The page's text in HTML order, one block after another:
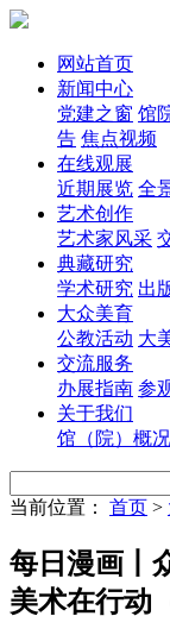
网站首页
新闻中心
党建之窗 馆
告 焦点视频
在线观展
近期展览 全
艺术创作
艺术家风采
典藏研究
学术研究 出
大众美育
公教活动 大
交流服务
办展指南 参
关于我们
馆（院）概况
当前位置： 首页 >
每日漫画丨
美术在行动